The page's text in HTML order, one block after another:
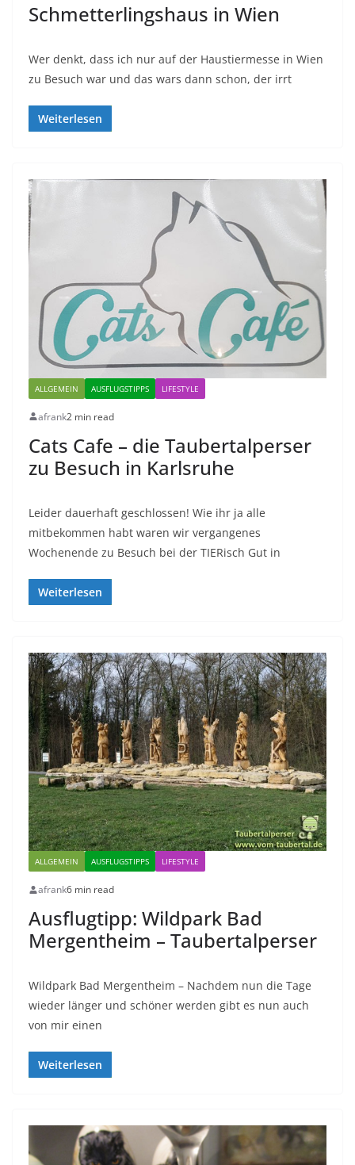
Schmetterlingshaus in Wien
Wer denkt, dass ich nur auf der Haustiermesse in Wien
zu Besuch war und das wars dann schon, der irrt
Weiterlesen
ALLGEMEIN AUSFLUGSTIPPS LIFESTYLE
afrank2 min read
Cats Cafe – die Taubertalperser
zu Besuch in Karlsruhe
Leider dauerhaft geschlossen! Wie ihr ja alle
mitbekommen habt waren wir vergangenes
Wochenende zu Besuch bei der TIERisch Gut in
Weiterlesen
ALLGEMEIN AUSFLUGSTIPPS LIFESTYLE
afrank6 min read
Ausflugtipp: Wildpark Bad
Mergentheim – Taubertalperser
Wildpark Bad Mergentheim – Nachdem nun die Tage
wieder länger und schöner werden gibt es nun auch
von mir einen
Weiterlesen